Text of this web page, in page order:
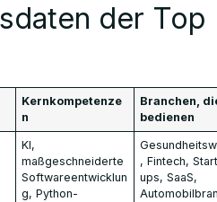
der Top
Kernkompetenze
n
Branchen,
bedienen
KI,
maßgeschneiderte
Softwareentwicklun
g, Python-
, Fintech,
ups, SaaS,